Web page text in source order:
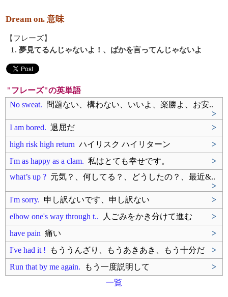
Dream on. 意味
【フレーズ】
1. 夢見てるんじゃないよ！、ばかを言ってんじゃないよ
"フレーズ"の英単語
No sweat. 問題ない、構わない、いいよ、楽勝よ、お安..
>
I am bored. 退屈だ
>
high risk high return ハイリスク ハイリターン
>
I'm as happy as a clam. 私はとても幸せです。
>
what’s up ? 元気？、何してる？、どうしたの？、最近&..
>
I'm sorry. 申し訳ないです、申し訳ない
>
elbow one's way through t.. 人ごみをかき分けて進む
>
have pain 痛い
>
I've had it ! もううんざり、もうあきあき、もう十分だ
>
Run that by me again. もう一度説明して
>
一覧